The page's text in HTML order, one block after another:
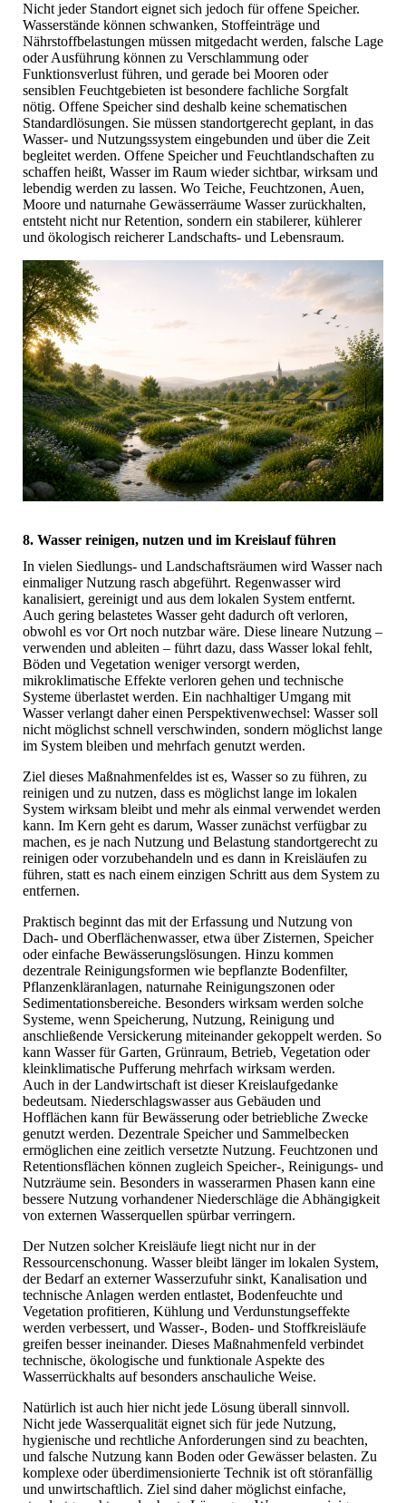
Nicht jeder Standort eignet sich jedoch für offene Speicher.
Wasserstände können schwanken, Stoffeinträge und
Nährstoffbelastungen müssen mitgedacht werden, falsche Lage
oder Ausführung können zu Verschlammung oder
Funktionsverlust führen, und gerade bei Mooren oder
sensiblen Feuchtgebieten ist besondere fachliche Sorgfalt
nötig. Offene Speicher sind deshalb keine schematischen
Standardlösungen. Sie müssen standortgerecht geplant, in das
Wasser- und Nutzungssystem eingebunden und über die Zeit
begleitet werden. Offene Speicher und Feuchtlandschaften zu
schaffen heißt, Wasser im Raum wieder sichtbar, wirksam und
lebendig werden zu lassen. Wo Teiche, Feuchtzonen, Auen,
Moore und naturnahe Gewässerräume Wasser zurückhalten,
entsteht nicht nur Retention, sondern ein stabilerer, kühlerer
und ökologisch reicherer Landschafts- und Lebensraum.
8. Wasser reinigen, nutzen und im Kreislauf führen
In vielen Siedlungs- und Landschaftsräumen wird Wasser nach
einmaliger Nutzung rasch abgeführt. Regenwasser wird
kanalisiert, gereinigt und aus dem lokalen System entfernt.
Auch gering belastetes Wasser geht dadurch oft verloren,
obwohl es vor Ort noch nutzbar wäre. Diese lineare Nutzung –
verwenden und ableiten – führt dazu, dass Wasser lokal fehlt,
Böden und Vegetation weniger versorgt werden,
mikroklimatische Effekte verloren gehen und technische
Systeme überlastet werden. Ein nachhaltiger Umgang mit
Wasser verlangt daher einen Perspektivenwechsel: Wasser soll
nicht möglichst schnell verschwinden, sondern möglichst lange
im System bleiben und mehrfach genutzt werden.
Ziel dieses Maßnahmenfeldes ist es, Wasser so zu führen, zu
reinigen und zu nutzen, dass es möglichst lange im lokalen
System wirksam bleibt und mehr als einmal verwendet werden
kann. Im Kern geht es darum, Wasser zunächst verfügbar zu
machen, es je nach Nutzung und Belastung standortgerecht zu
reinigen oder vorzubehandeln und es dann in Kreisläufen zu
führen, statt es nach einem einzigen Schritt aus dem System zu
entfernen.
Praktisch beginnt das mit der Erfassung und Nutzung von
Dach- und Oberflächenwasser, etwa über Zisternen, Speicher
oder einfache Bewässerungslösungen. Hinzu kommen
dezentrale Reinigungsformen wie bepflanzte Bodenfilter,
Pflanzenkläranlagen, naturnahe Reinigungszonen oder
Sedimentationsbereiche. Besonders wirksam werden solche
Systeme, wenn Speicherung, Nutzung, Reinigung und
anschließende Versickerung miteinander gekoppelt werden. So
kann Wasser für Garten, Grünraum, Betrieb, Vegetation oder
kleinklimatische Pufferung mehrfach wirksam werden.
Auch in der Landwirtschaft ist dieser Kreislaufgedanke
bedeutsam. Niederschlagswasser aus Gebäuden und
Hofflächen kann für Bewässerung oder betriebliche Zwecke
genutzt werden. Dezentrale Speicher und Sammelbecken
ermöglichen eine zeitlich versetzte Nutzung. Feuchtzonen und
Retentionsflächen können zugleich Speicher-, Reinigungs- und
Nutzräume sein. Besonders in wasserarmen Phasen kann eine
bessere Nutzung vorhandener Niederschläge die Abhängigkeit
von externen Wasserquellen spürbar verringern.
Der Nutzen solcher Kreisläufe liegt nicht nur in der
Ressourcenschonung. Wasser bleibt länger im lokalen System,
der Bedarf an externer Wasserzufuhr sinkt, Kanalisation und
technische Anlagen werden entlastet, Bodenfeuchte und
Vegetation profitieren, Kühlung und Verdunstungseffekte
werden verbessert, und Wasser-, Boden- und Stoffkreisläufe
greifen besser ineinander. Dieses Maßnahmenfeld verbindet
technische, ökologische und funktionale Aspekte des
Wasserrückhalts auf besonders anschauliche Weise.
Natürlich ist auch hier nicht jede Lösung überall sinnvoll.
Nicht jede Wasserqualität eignet sich für jede Nutzung,
hygienische und rechtliche Anforderungen sind zu beachten,
und falsche Nutzung kann Boden oder Gewässer belasten. Zu
komplexe oder überdimensionierte Technik ist oft störanfällig
und unwirtschaftlich. Ziel sind daher möglichst einfache,